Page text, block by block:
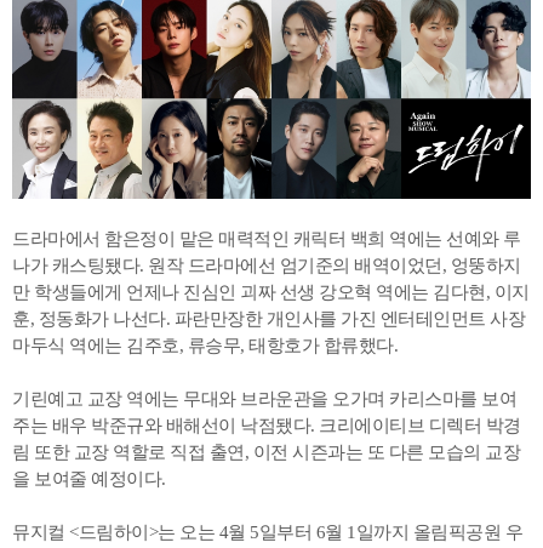
드라마에서 함은정이 맡은 매력적인 캐릭터 백희 역에는 선예와 루
나가 캐스팅됐다. 원작 드라마에선 엄기준의 배역이었던, 엉뚱하지
만 학생들에게 언제나 진심인 괴짜 선생 강오혁 역에는 김다현, 이지
훈, 정동화가 나선다. 파란만장한 개인사를 가진 엔터테인먼트 사장
마두식 역에는 김주호, 류승무, 태항호가 합류했다.
기린예고 교장 역에는 무대와 브라운관을 오가며 카리스마를 보여
주는 배우 박준규와 배해선이 낙점됐다. 크리에이티브 디렉터 박경
림 또한 교장 역할로 직접 출연, 이전 시즌과는 또 다른 모습의 교장
을 보여줄 예정이다.
뮤지컬 <드림하이>는 오는 4월 5일부터 6월 1일까지 올림픽공원 우